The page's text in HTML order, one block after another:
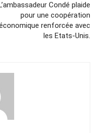
Condé plaide
pour une coopération
renforcée avec
les Etats-Unis.